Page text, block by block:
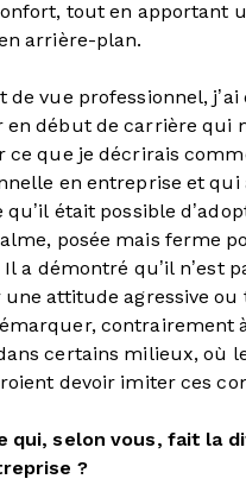
tout en apportant
arrière-plan.
de vue professionnel, j’ai
début de carrière qui
ce que je décrirais
en entreprise et qui
qu’il était possible
posée mais ferme
a démontré qu’il n’est
une attitude agressive ou
contrairement
certains milieux, où
devoir imiter ces
qui, selon vous, fait la
?